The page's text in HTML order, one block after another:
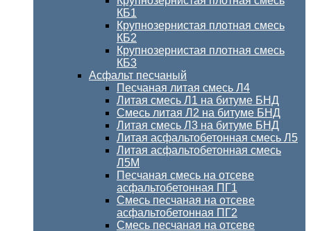
КБ1
Крупнозернистая плотная смесь
КБ2
Крупнозернистая плотная смесь
КБ3
Асфальт песчаный
Песчаная литая смесь Л4
Литая смесь Л1 на битуме БНД
Смесь литая Л2 на битуме БНД
Литая смесь Л3 на битуме БНД
Литая асфальтобетонная смесь Л5
Литая асфальтобетонная смесь
Л5М
Песчаная смесь на отсеве
асфальтобетонная ПГ1
Смесь песчаная на отсеве
асфальтобетонная ПГ2
Смесь песчаная на отсеве